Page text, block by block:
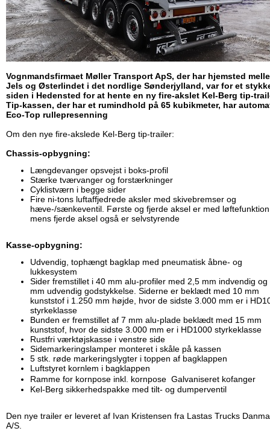
Vognmandsfirmaet Møller Transport ApS, der har hjemsted
Jels og Østerlindet i det nordlige Sønderjylland, var for et
siden i Hedensted for at hente en ny fire-akslet Kel-Berg tip-
Tip-kassen, der har et rumindhold på 65 kubikmeter, har
Eco-Top rullepresenning
Om den nye fire-akslede Kel-Berg tip-trailer:
Chassis-opbygning:
Længdevanger opsvejst i boks-profil
Stærke tværvanger og forstærkninger
Cyklistværn i begge sider
Fire ni-tons luftaffjedrede aksler med skivebremser og
hæve-/sænkeventil. Første og fjerde aksel er med
mens fjerde aksel også er selvstyrende
Kasse-opbygning:
Udvendig, tophængt bagklap med pneumatisk åbne- og
lukkesystem
Sider fremstillet i 40 mm alu-profiler med 2,5 mm indvendig og
mm udvendig godstykkelse. Siderne er beklædt med 10 mm
kunststof i 1.250 mm højde, hvor de sidste 3.000 mm er i
styrkeklasse
Bunden er fremstillet af 7 mm alu-plade beklædt med 15 mm
kunststof, hvor de sidste 3.000 mm er i HD1000 styrkeklasse
Rustfri værktøjskasse i venstre side
Sidemarkeringslamper monteret i skåle på kassen
5 stk. røde markeringslygter i toppen af bagklappen
Luftstyret kornlem i bagklappen
Ramme for kornpose inkl. kornpose Galvaniseret kofanger
Kel-Berg sikkerhedspakke med tilt- og dumperventil
Den nye trailer er leveret af Ivan Kristensen fra Lastas Trucks
A/S.